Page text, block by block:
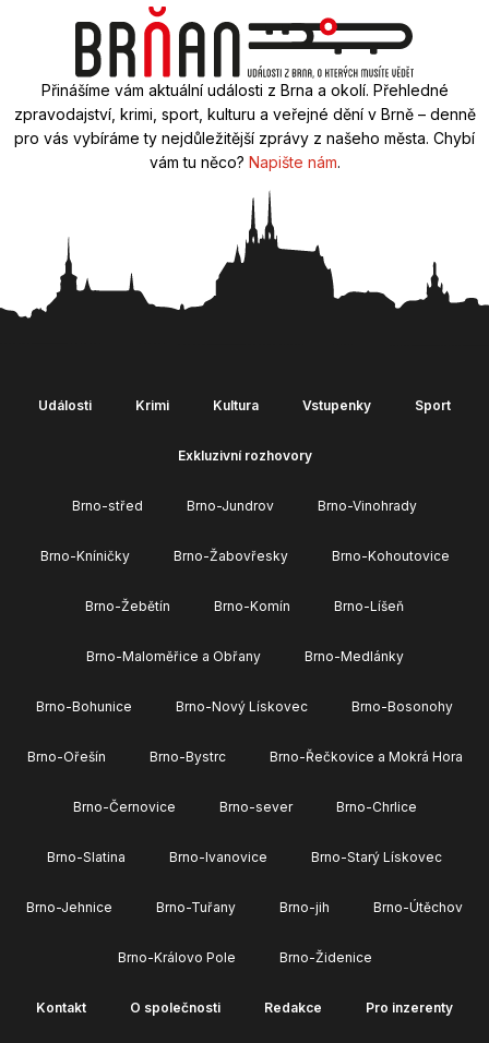
Přinášíme vám aktuální události z Brna a okolí. Přehledné
zpravodajství, krimi, sport, kulturu a veřejné dění v Brně – denně
pro vás vybíráme ty nejdůležitější zprávy z našeho města. Chybí
vám tu něco? Napište nám.
Události Krimi Kultura Vstupenky Sport
Exkluzivní rozhovory
Brno-střed Brno-Jundrov Brno-Vinohrady
Brno-Kníničky Brno-Žabovřesky Brno-Kohoutovice
Brno-Žebětín Brno-Komín Brno-Líšeň
Brno-Maloměřice a Obřany Brno-Medlánky
Brno-Bohunice Brno-Nový Lískovec Brno-Bosonohy
Brno-Ořešín Brno-Bystrc Brno-Řečkovice a Mokrá Hora
Brno-Černovice Brno-sever Brno-Chrlice
Brno-Slatina Brno-Ivanovice Brno-Starý Lískovec
Brno-Jehnice Brno-Tuřany Brno-jih Brno-Útěchov
Brno-Královo Pole Brno-Židenice
Kontakt O společnosti Redakce Pro inzerenty